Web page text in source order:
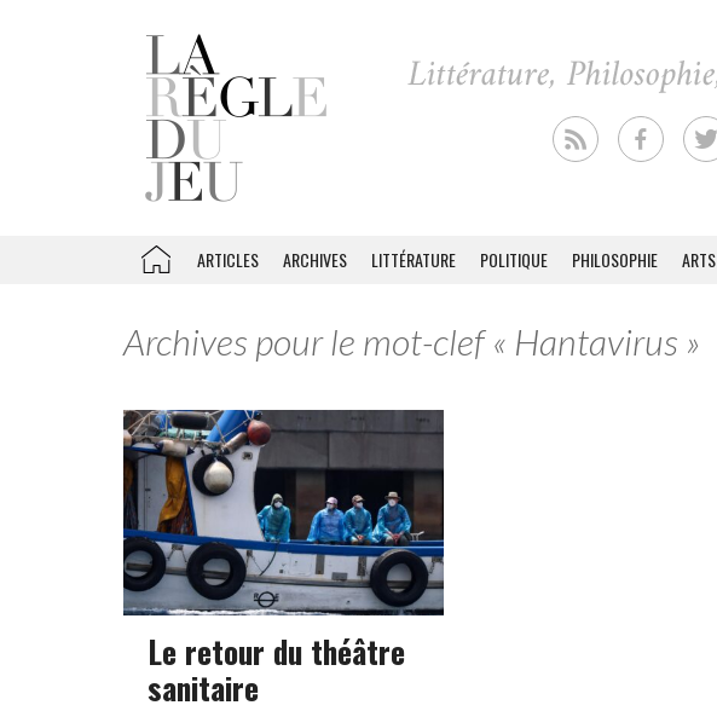
ARTICLES ARCHIVES LITTÉRATURE POLITIQUE PHILOSOPHIE ARTS
Archives pour le mot-clef « Hantavirus »
Le retour du théâtre
sanitaire